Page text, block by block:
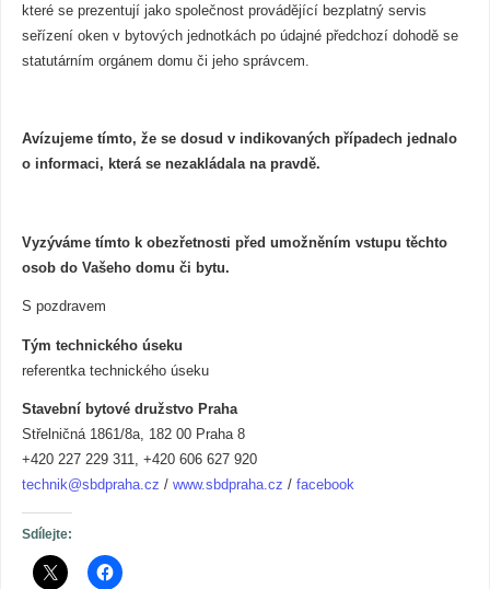
které se prezentují jako společnost provádějící bezplatný servis
seřízení oken v bytových jednotkách po údajné předchozí dohodě se
statutárním orgánem domu či jeho správcem.
Avízujeme tímto, že se dosud v indikovaných případech jednalo
o informaci, která se nezakládala na pravdě.
Vyzýváme tímto k obezřetnosti před umožněním vstupu těchto
osob do Vašeho domu či bytu.
S pozdravem
Tým technického úseku
referentka technického úseku
Stavební bytové družstvo Praha
Střelničná 1861/8a, 182 00 Praha 8
+420 227 229 311, +420 606 627 920
technik@sbdpraha.cz / www.sbdpraha.cz / facebook
Sdílejte: